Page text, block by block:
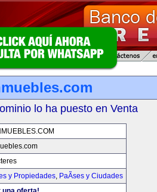
lo ha puesto en Venta
y Propiedades, PaÃ­ses y Ciudades